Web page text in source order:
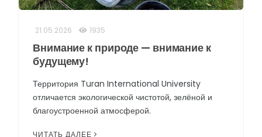
21.05.2026 1935
Внимание к природе — внимание к
будущему!
Территория Turan International University
отличается экологической чистотой, зелёной и
благоустроенной атмосферой.
ЧИТАТЬ ДАЛЕЕ